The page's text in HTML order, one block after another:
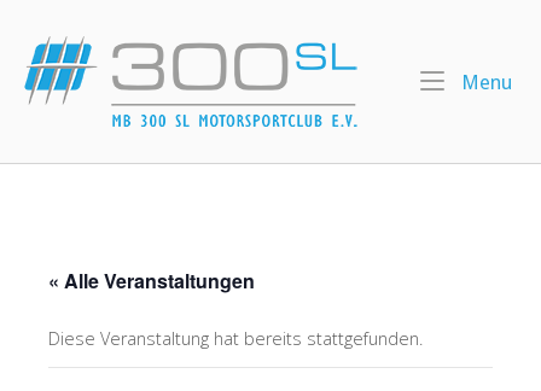
content
Home
Menu
« Alle Veranstaltungen
Diese Veranstaltung hat bereits stattgefunden.